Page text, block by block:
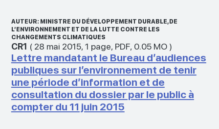
AUTEUR: MINISTRE DU DÉVELOPPEMENT DURABLE, DE
L’ENVIRONNEMENT ET DE LA LUTTE CONTRE LES
CHANGEMENTS CLIMATIQUES
CR1 ( 28 mai 2015, 1 page, PDF, 0.05 MO)
Lettre mandatant le Bureau d’audiences
publiques sur l’environnement de tenir
une période d’information et de
consultation du dossier par le public à
compter du 11 juin 2015